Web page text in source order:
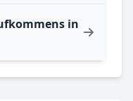
in